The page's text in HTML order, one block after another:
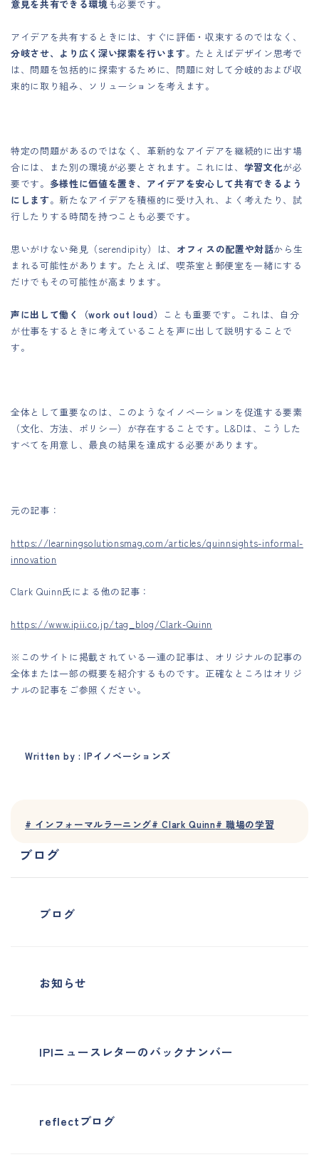
ブログ
ブログ
お知らせ
IPIニュースレターのバックナンバー
reflectブログ
意見を共有できる環境も必要です。
アイデアを共有するときには、すぐに評価・収束するのではなく、
分岐させ、より広く深い探索を行います。たとえばデザイン思考で
は、問題を包括的に探索するために、問題に対して分岐的および収
束的に取り組み、ソリューションを考えます。
特定の問題があるのではなく、革新的なアイデアを継続的に出す場
合には、また別の環境が必要とされます。これには、 学習文化が必
要です。 多様性に価値を置き、アイデアを安心して共有できるよう
にします。新たなアイデアを積極的に受け入れ、よく考えたり、試
行したりする時間を持つことも必要です。
思いがけない発見（serendipity）は、 オフィスの配置や対話から生
まれる可能性があります。たとえば、喫茶室と郵便室を一緒にする
だけでもその可能性が高まります。
声に出して働く（work out loud） ことも重要です。これは、自分
が仕事をするときに考えていることを声に出して説明することで
す。
全体として重要なのは、このようなイノベーションを促進する要素
（文化、方法、ポリシー）が存在することです。L&Dは、こうした
すべてを用意し、最良の結果を達成する必要があります。
元の記事：
https://learningsolutionsmag.com/articles/quinnsights-informal-
innovation
Clark Quinn氏による他の記事：
https://www.ipii.co.jp/tag_blog/Clark-Quinn
※このサイトに掲載されている一連の記事は、オリジナルの記事の
全体または一部の概要を紹介するものです。正確なところはオリジ
ナルの記事をご参照ください。
Written by : IPイノベーションズ
# インフォーマルラーニング#Clark Quinn# 職場の学習